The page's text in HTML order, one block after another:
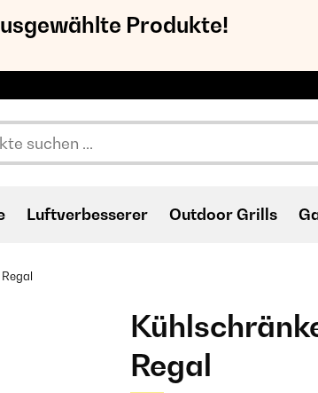
Produkte!
Luftverbesserer Outdoor Grills
Regal